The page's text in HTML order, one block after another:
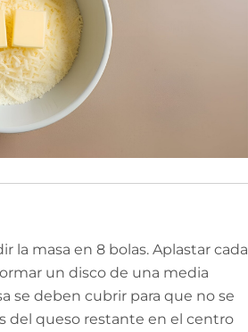
la masa en 8 bolas. Aplastar cada
un disco de una media
se deben cubrir para que no se
del queso restante en el centro